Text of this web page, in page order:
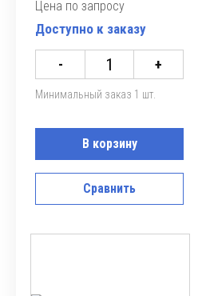
Цена по запросу
Доступно к заказу
- +
Минимальный заказ 1 шт.
В корзину
Сравнить